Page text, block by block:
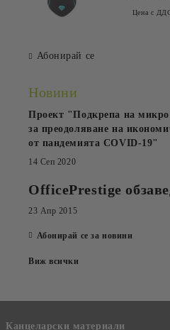
Цена с
Абонирай се
Новини
Проект "Подкрепа на
за преодоляване на
от пандемията COVID-19"
14 Сеп 2020
OfficePrestige
23 Апр 2015
Абонирай се за новини
Виж всички
Канцеларски материали